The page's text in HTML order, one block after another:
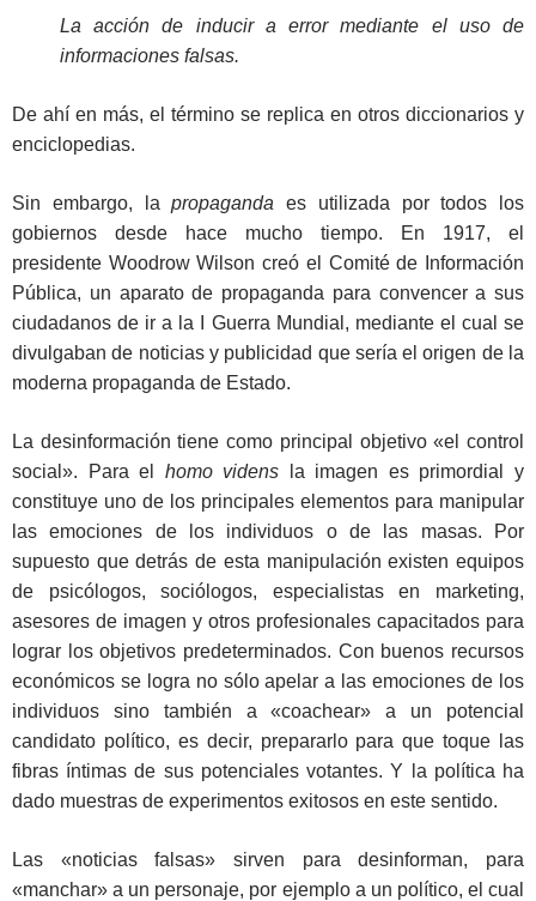
La acción de inducir a error mediante el uso de
informaciones falsas.
De ahí en más, el término se replica en otros diccionarios y
enciclopedias.
Sin embargo, lapropaganda es utilizada por todos los
gobiernos desde hace mucho tiempo. En 1917, el
presidente Woodrow Wilson creó el Comité de Información
Pública, un aparato de propaganda para convencer a sus
ciudadanos de ir a la I Guerra Mundial, mediante el cual se
divulgaban de noticias y publicidad que sería el origen de la
moderna propaganda de Estado.
La desinformación tiene como principal objetivo «el control
social». Para el homo videns
la imagen es primordial y
constituye uno de los principales elementos para manipular
las emociones de los individuos o de las masas. Por
supuesto que detrás de esta manipulación existen equipos
de psicólogos, sociólogos, especialistas en marketing,
asesores de imagen y otros profesionales capacitados para
lograr los objetivos predeterminados. Con buenos recursos
económicos se logra no sólo apelar a las emociones de los
individuos sino también a «coachear» a un potencial
candidato político, es decir, prepararlo para que toque las
fibras íntimas de sus potenciales votantes. Y la política ha
dado muestras de experimentos exitosos en este sentido.
Las «noticias falsas» sirven para desinforman, para
«manchar» a un personaje, por ejemplo a un político, el cual